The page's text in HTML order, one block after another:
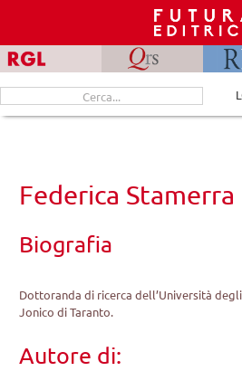
content
Cerca
per:
Federica Stamerra
Biografia
Dottoranda di ricerca dell’Università
Jonico di Taranto.
Autore di: